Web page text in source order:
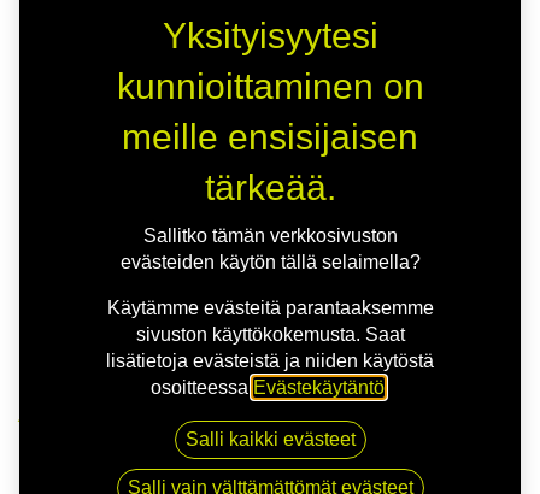
175/60R19 86H GRIPMAX SUREGRIP A/S XL
Yksityisyytesi
kunnioittaminen on
meille ensisijaisen
tärkeää.
Sallitko tämän verkkosivuston
evästeiden käytön tällä selaimella?
Käytämme evästeitä parantaaksemme
sivuston käyttökokemusta. Saat
lisätietoja evästeistä ja niiden käytöstä
osoitteessa Evästekäytäntö
Salli kaikki evästeet
Salli vain välttämättömät evästeet